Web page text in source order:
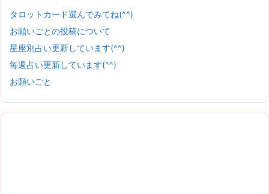
タロットカード選んでみてね(^^)
お願いごとの投稿について
星座別占い更新しています(^^)
毎週占い更新しています(^^)
お願いごと